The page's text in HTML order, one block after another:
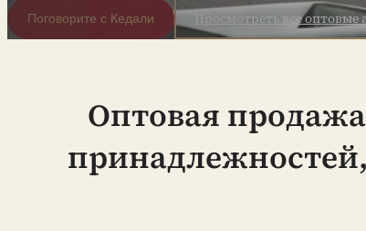
Поговорите с Кедали Просмотреть все
Оптовая